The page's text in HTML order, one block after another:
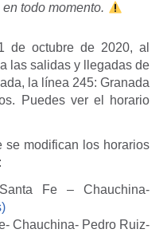
todo momento.
de octubre de 2020, al
las salidas y llegadas de
la línea 245: Granada
Puedes ver el horario
se modifican los horarios
Fe – Chauchina-
Chauchina- Pedro Ruiz-